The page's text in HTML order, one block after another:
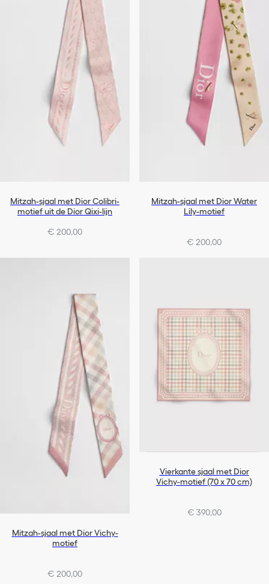
Mitzah-sjaal met Dior Colibri-
motief uit de Dior Qixi-lijn
€ 200,00
Mitzah-sjaal met Dior Water
Lily-motief
€ 200,00
Mitzah-sjaal met Dior Vichy-
motief
€ 200,00
Vierkante sjaal met Dior
Vichy-motief (70 x 70 cm)
€ 390,00